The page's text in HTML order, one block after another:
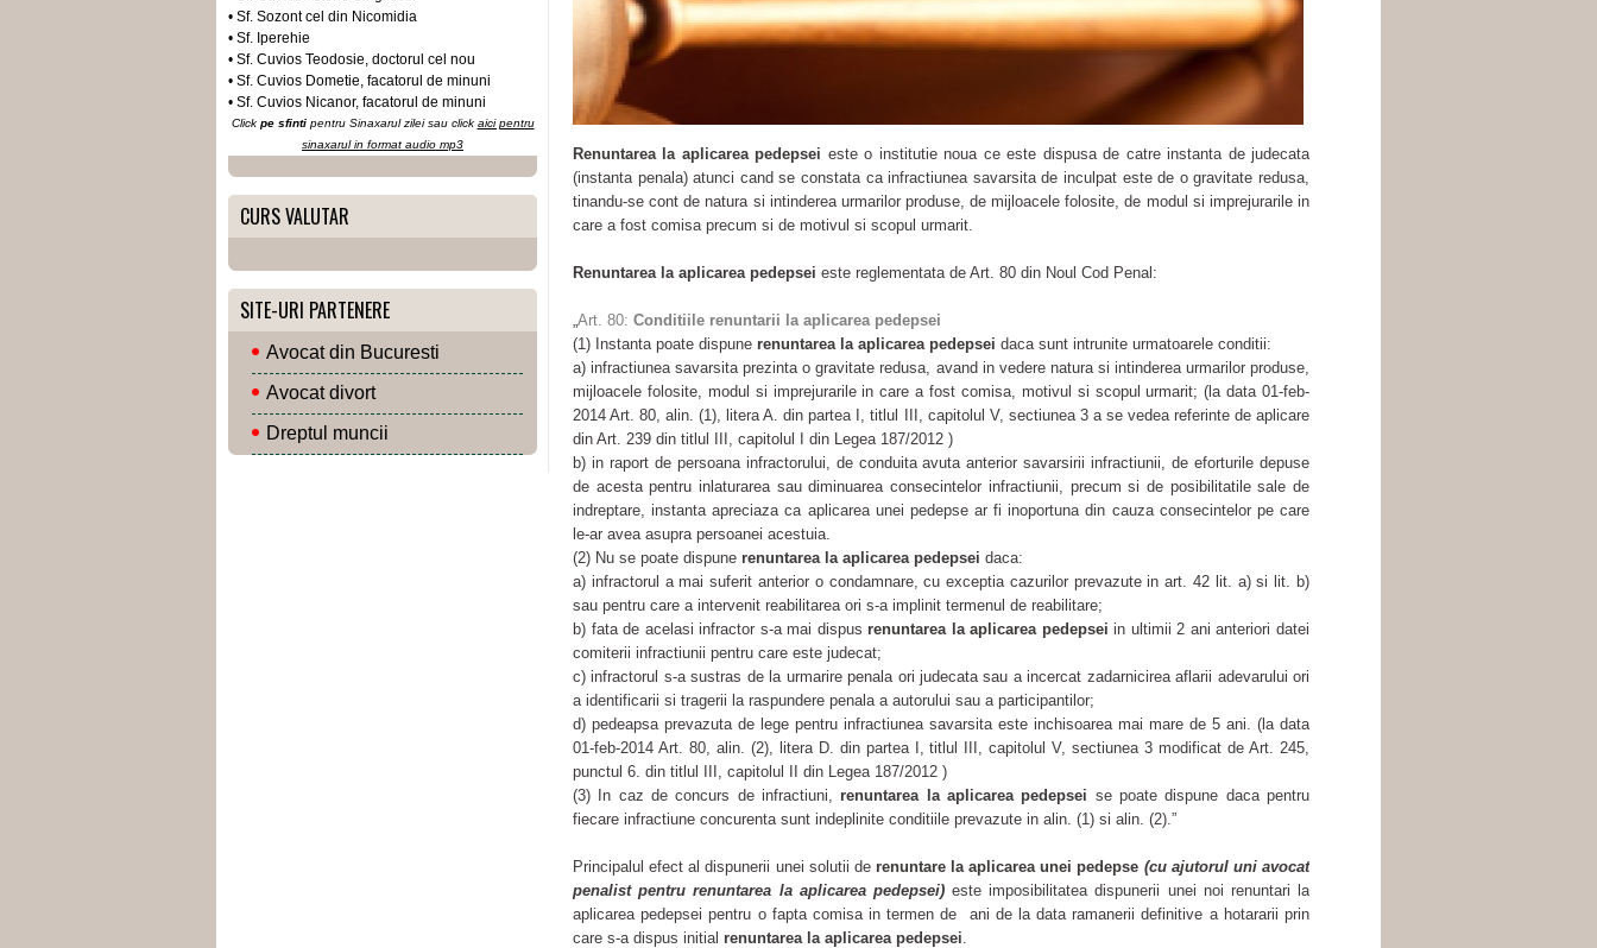
Renuntarea la aplicarea pedepsei este o institutie noua ce este dispusa de catre instanta de judecata
(instanta penala) atunci cand se constata ca infractiunea savarsita de inculpat este de o gravitate redusa,
tinandu-se cont de natura si intinderea urmarilor produse, de mijloacele folosite, de modul si imprejurarile in
care a fost comisa precum si de motivul si scopul urmarit.
Renuntarea la aplicarea pedepsei este reglementata de Art. 80 din Noul Cod Penal:
„Art. 80: Conditiile renuntarii la aplicarea pedepsei
(1) Instanta poate dispune renuntarea la aplicarea pedepsei daca sunt intrunite urmatoarele conditii:
a) infractiunea savarsita prezinta o gravitate redusa, avand in vedere natura si intinderea urmarilor produse,
mijloacele folosite, modul si imprejurarile in care a fost comisa, motivul si scopul urmarit; (la data 01-feb-
2014 Art. 80, alin. (1), litera A. din partea I, titlul III, capitolul V, sectiunea 3 a se vedea referinte de aplicare
din Art. 239 din titlul III, capitolul I din Legea 187/2012 )
b) in raport de persoana infractorului, de conduita avuta anterior savarsirii infractiunii, de eforturile depuse
de acesta pentru inlaturarea sau diminuarea consecintelor infractiunii, precum si de posibilitatile sale de
indreptare, instanta apreciaza ca aplicarea unei pedepse ar fi inoportuna din cauza consecintelor pe care
le-ar avea asupra persoanei acestuia.
(2) Nu se poate dispune renuntarea la aplicarea pedepsei daca:
a) infractorul a mai suferit anterior o condamnare, cu exceptia cazurilor prevazute in art. 42 lit. a) si lit. b)
sau pentru care a intervenit reabilitarea ori s-a implinit termenul de reabilitare;
b) fata de acelasi infractor s-a mai dispusrenuntarea la aplicarea pedepsei in ultimii 2 ani anteriori datei
comiterii infractiunii pentru care este judecat;
c) infractorul s-a sustras de la urmarire penala ori judecata sau a incercat zadarnicirea aflarii adevarului ori
a identificarii si tragerii la raspundere penala a autorului sau a participantilor;
d) pedeapsa prevazuta de lege pentru infractiunea savarsita este inchisoarea mai mare de 5 ani. (la data
01-feb-2014 Art. 80, alin. (2), litera D. din partea I, titlul III, capitolul V, sectiunea 3 modificat de Art. 245,
punctul 6. din titlul III, capitolul II din Legea 187/2012 )
(3) In caz de concurs de infractiuni,renuntarea la aplicarea pedepsei se poate dispune daca pentru
fiecare infractiune concurenta sunt indeplinite conditiile prevazute in alin. (1) si alin. (2).”
Principalul efect al dispunerii unei solutii de renuntare la aplicarea unei pedepse (cu ajutorul uni avocat
penalist pentru renuntarea la aplicarea pedepsei)este imposibilitatea dispunerii unei noi renuntari la
aplicarea pedepsei pentru o fapta comisa in termen de ani de la data ramanerii definitive a hotararii prin
care s-a dispus initial renuntarea la aplicarea pedepsei.
• Sf. Sozont cel din Nicomidia
• Sf. Iperehie
• Sf. Cuvios Teodosie, doctorul cel nou
• Sf. Cuvios Dometie, facatorul de minuni
• Sf. Cuvios Nicanor, facatorul de minuni
Click pe sfintipentru Sinaxarul zilei sau click aici pentru
sinaxarul in format audio mp3
CURS VALUTAR
SITE-URI PARTENERE
Avocat din Bucuresti
Avocat divort
Dreptul muncii